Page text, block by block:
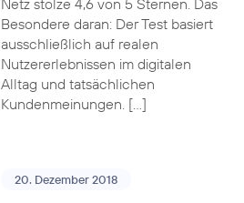
Netz stolze 4,6 von 5 Sternen. Das
Besondere daran: Der Test basiert
ausschließlich auf realen
Nutzererlebnissen im digitalen
Alltag und tatsächlichen
Kundenmeinungen. […]
20. Dezember 2018